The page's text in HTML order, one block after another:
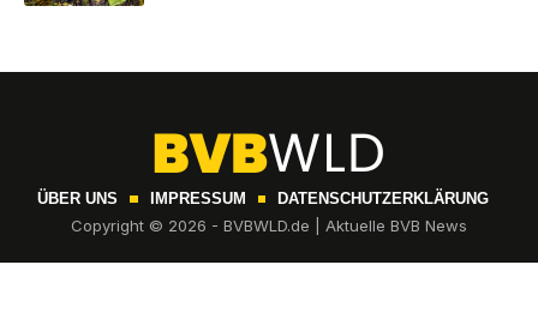
ÜBER UNS IMPRESSUM DATENSCHUTZERKLÄRUNG
Copyright © 2026 - BVBWLD.de | Aktuelle BVB News